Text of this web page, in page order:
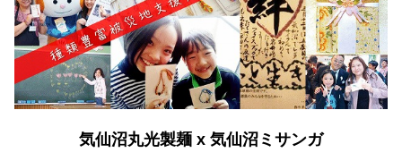
気仙沼丸光製麺 x 気仙沼ミサンガ